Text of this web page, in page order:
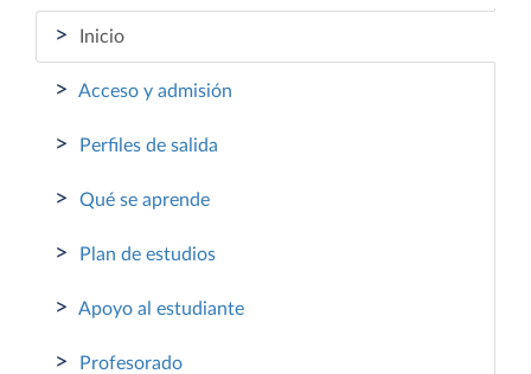
> Inicio
> Acceso y admisión
> Perfiles de salida
> Qué se aprende
> Plan de estudios
> Apoyo al estudiante
> Profesorado